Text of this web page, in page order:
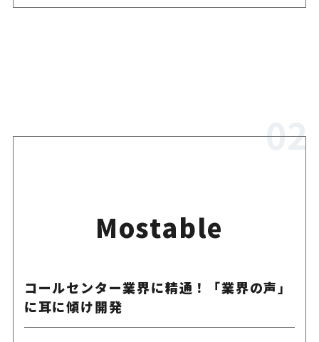
Mostable
コールセンター業界に精通！「業界の声」
に耳に傾け開発